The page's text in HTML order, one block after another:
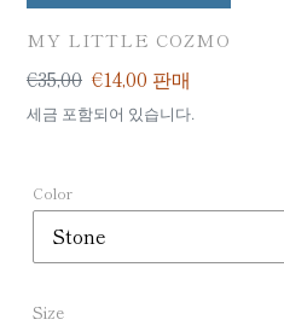
공
업
체
MY LITTLE COZMO
일
반
€35,00 판
매
€14,00 판매
세금 포함되어 있습니다.
Color
Size